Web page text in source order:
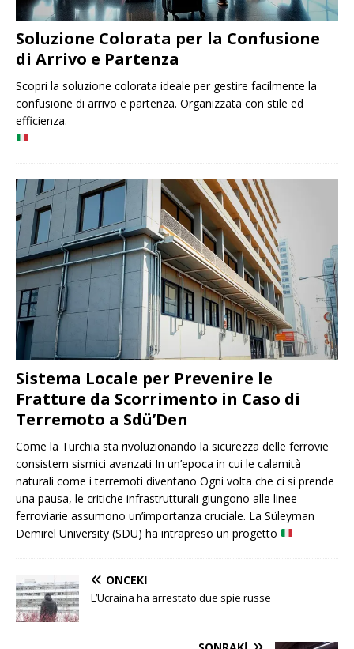
Soluzione Colorata per la Confusione
di Arrivo e Partenza
Scopri la soluzione colorata ideale per gestire facilmente la
confusione di arrivo e partenza. Organizzata con stile ed
efficienza.
Sistema Locale per Prevenire le
Fratture da Scorrimento in Caso di
Terremoto a Sdü’Den
Come la Turchia sta rivoluzionando la sicurezza delle ferrovie
consistem sismici avanzati In un’epoca in cui le calamità
naturali come i terremoti diventano Ogni volta che ci si prende
una pausa, le critiche infrastrutturali giungono alle linee
ferroviarie assumono un’importanza cruciale. La Süleyman
Demirel University (SDU) ha intrapreso un progetto
ÖNCEKI
L’Ucraina ha arrestato due spie russe